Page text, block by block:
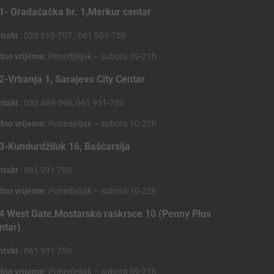
Gradačačka br. 1,Merkur centar
: 033 615-707 , 061 931-750
vrijeme: Ponedjeljak – subota 09-21h
Vrbanja 1, Sarajevo City Centar
: 033 489-598, 061 931-750
vrijeme: Ponedjeljak – subota 10-22h
Kundurdžiluk 16, Baščarsija
: 061 931 750
vrijeme: Ponedjeljak – subota 10-22h
West Gate,Mostarsko raskrsce 10 (Penny Plus
: 061 931 750
vrijeme: Ponedjeljak – subota 09-21h